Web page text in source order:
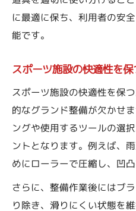
に最適に保ち、利用者の安
能です。
スポーツ施設の快適性を
スポーツ施設の快適性を保
的なグランド整備が欠かせ
ングや使用するツールの選
ントとなります。例えば、
めにローラーで圧縮し、凹
さらに、整備作業後にはブ
り除き、滑りにくい状態を